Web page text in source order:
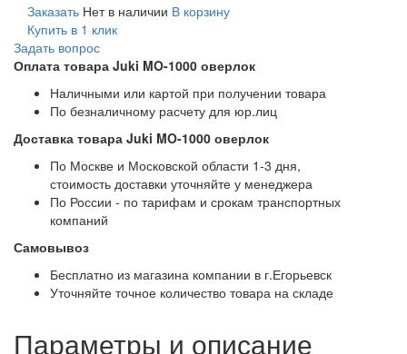
Заказать Нет в наличии В корзину
Купить в 1 клик
Задать вопрос
Оплата товара Juki MO-1000 оверлок
Наличными или картой при получении товара
По безналичному расчету для юр.лиц
Доставка товара Juki MO-1000 оверлок
По Москве и Московской области 1-3 дня,
стоимость доставки уточняйте у менеджера
По России - по тарифам и срокам транспортных
компаний
Самовывоз
Бесплатно из магазина компании в г.Егорьевск
Уточняйте точное количество товара на складе
Параметры и описание